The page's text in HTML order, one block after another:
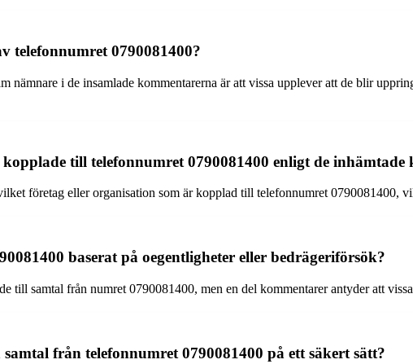
telefonnumret 0790081400?
nämnare i de insamlade kommentarerna är att vissa upplever att de blir
till telefonnumret 0790081400 enligt de inhämtade
företag eller organisation som är kopplad till telefonnumret 0790081400,
baserat på oegentligheter eller bedrägeriförsök?
till samtal från numret 0790081400, men en del kommentarer antyder att
från telefonnumret 0790081400 på ett säkert sätt?